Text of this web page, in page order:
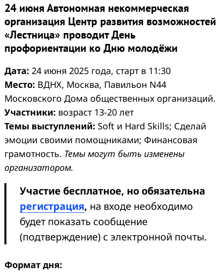
24 июня Автономная некоммерческая
организация Центр развития возможностей
«Лестница» проводит День
профориентации ко Дню молодёжи
Дата: 24 июня 2025 года, старт в 11:30
Место: ВДНХ, Москва, Павильон N44
Московского Дома общественных организаций.
Участники: возраст 13-20 лет
Темы выступлений: Soft и Hard Skills; Сделай
эмоции своими помощниками; Финансовая
грамотность. Темы могут быть изменены
организатором.
Участие бесплатное, но обязательна
регистрация, на входе необходимо
будет показать сообщение
(подтверждение) с электронной почты.
Формат дня: